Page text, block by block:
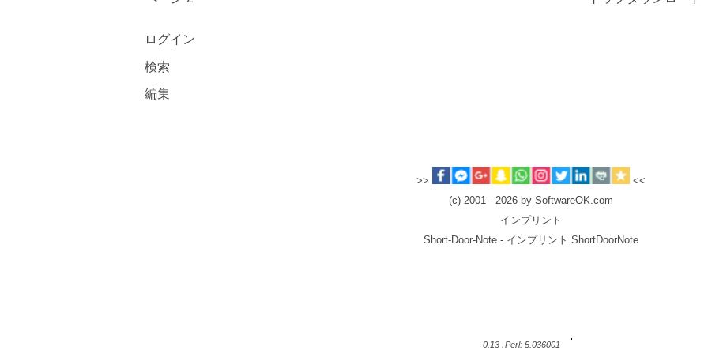
ログイン
検索
編集
>>
<<
(c) 2001 - 2026 by SoftwareOK.com
インプリント
Short-Door-Note - インプリント ShortDoorNote
0.13 Perl: 5.036001